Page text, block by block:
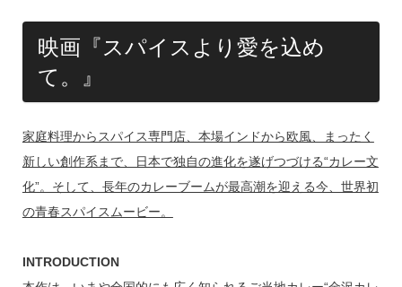
映画『スパイスより愛を込め
て。』
家庭料理からスパイス専門店、本場インドから欧風、まったく
新しい創作系まで、日本で独自の進化を遂げつづける“カレー文
化”。そして、長年のカレーブームが最高潮を迎える今、世界初
の青春スパイスムービー。
INTRODUCTION